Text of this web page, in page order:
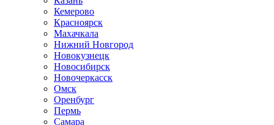
Кемерово
Красноярск
Махачкала
Нижний Новгород
Новокузнецк
Новосибирск
Новочеркаcск
Омск
Оренбург
Пермь
Самара